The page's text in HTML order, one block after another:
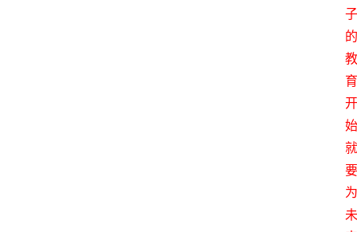
子
的
教
育
开
始
就
要
为
未